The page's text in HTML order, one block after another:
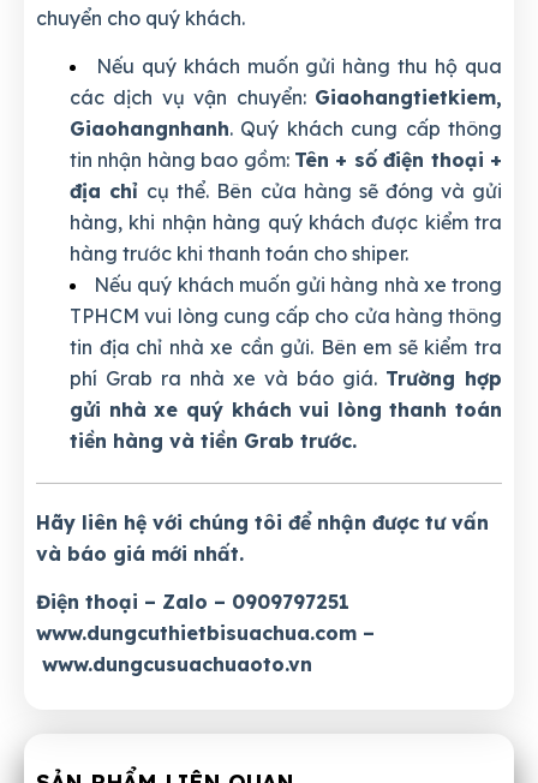
chuyển cho quý khách.
Nếu quý khách muốn gửi hàng thu hộ qua
các dịch vụ vận chuyển: Giaohangtietkiem,
Giaohangnhanh. Quý khách cung cấp thông
tin nhận hàng bao gồm: Tên + số điện thoại +
địa chỉ cụ thể. Bên cửa hàng sẽ đóng và gửi
hàng, khi nhận hàng quý khách được kiểm tra
hàng trước khi thanh toán cho shiper.
Nếu quý khách muốn gửi hàng nhà xe trong
TPHCM vui lòng cung cấp cho cửa hàng thông
tin địa chỉ nhà xe cần gửi. Bên em sẽ kiểm tra
phí Grab ra nhà xe và báo giá. Trường hợp
gửi nhà xe quý khách vui lòng thanh toán
tiền hàng và tiền Grab trước.
Hãy liên hệ với chúng tôi để nhận được tư vấn
và báo giá mới nhất.
Điện thoại – Zalo – 0909797251
www.dungcuthietbisuachua.com –
www.dungcusuachuaoto.vn